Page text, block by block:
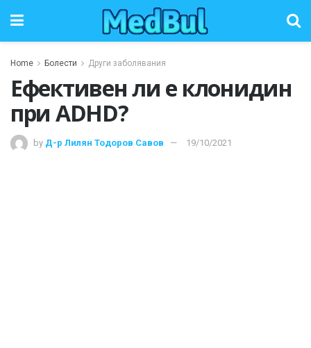
Home Болести Други заболявания
Ефективен ли е клонидин
при ADHD?
by Д-р Лилян Тодоров Савов 19/10/2021